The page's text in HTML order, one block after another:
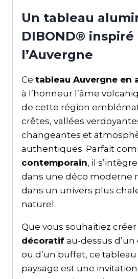
Un tableau
DIBOND® inspiré
l’Auvergne
Ce tableau Auvergne en
à l’honneur l’âme
de cette région
crêtes, vallées
changeantes et
authentiques. Parfait
contemporain, il
dans une déco moderne
dans un univers plus
naturel.
Que vous souhaitiez créer
décoratif au-dessus d’un
ou d’un buffet, ce
paysage est une